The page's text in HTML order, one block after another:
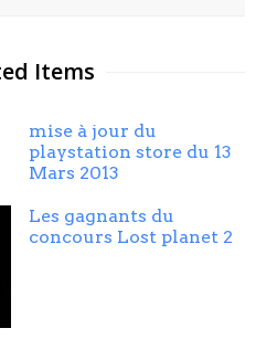
Items
mise à jour du
playstation store du 13
Mars 2013
Les gagnants du
concours Lost planet 2